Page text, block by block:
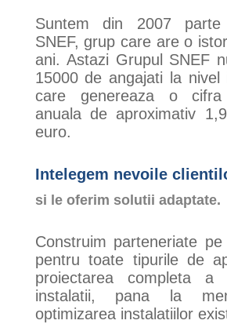
Suntem din 2007
SNEF, grup care are o
ani. Astazi Grupul SNEF
15000 de angajati la nivel
care genereaza o
anuala de aproximativ
euro.
Intelegem nevoile
si le oferim solutii adaptate.
Construim parteneriate
pentru toate tipurile de
proiectarea completa a
instalatii, pana la
optimizarea instalatiilor